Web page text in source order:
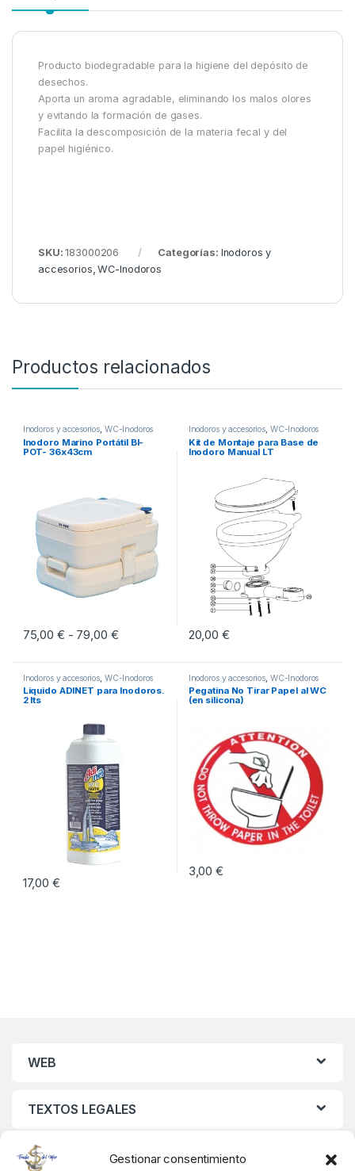
Gestionar consentimiento
Producto biodegradable para la higiene del depósito de
desechos.
Aporta un aroma agradable, eliminando los malos olores
y evitando la formación de gases.
Facilita la descomposición de la materia fecal y del
papel higiénico.
SKU:183000206 Categorías: Inodoros y
accesorios,WC-Inodoros
Productos relacionados
Inodoros y accesorios WC-Inodoros
Inodoro Marino Portátil BI-
POT- 36x43cm
75,00 € - 79,00 €Rango de precios: desde 75,00 € hasta
Este producto tiene múltiples variantes. Las opciones se pueden
Inodoros y accesorios WC-Inodoros
Kit de Montaje para Base de
Inodoro Manual LT
20,00 €
Inodoros y accesorios WC-Inodoros
Liquido ADINET para Inodoros.
2 lts
17,00 €
Inodoros y accesorios WC-Inodoros
Pegatina No Tirar Papel al WC
(en silicona)
3,00€
WEB
TEXTOS LEGALES
MIS DATOS